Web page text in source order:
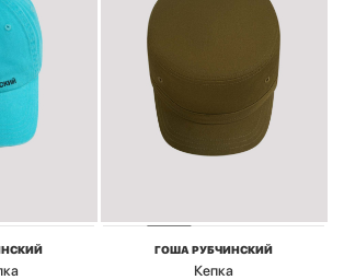
ГОША РУБЧИНСКИЙ
Кепка